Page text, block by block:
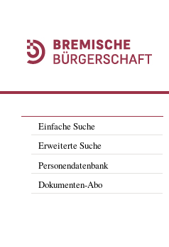
Einfache Suche
Erweiterte Suche
Personendatenbank
Dokumenten-Abo